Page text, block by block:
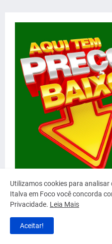
Utilizamos cookies para
Italva em Foco você concorda
Privacidade. Leia Mais
Aceitar!